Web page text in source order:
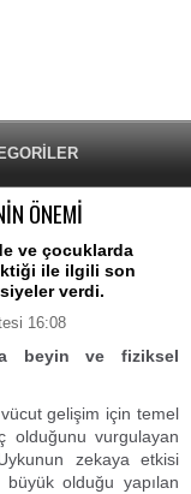
ÖNEMİ
ve çocuklarda
ile ilgili son
verdi.
16:08
beyin ve fiziksel
gelişim için temel
olduğunu vurgulayan
zekaya etkisi
olduğu yapılan